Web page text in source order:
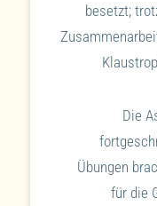
besetzt;
Die
Übungen
für die